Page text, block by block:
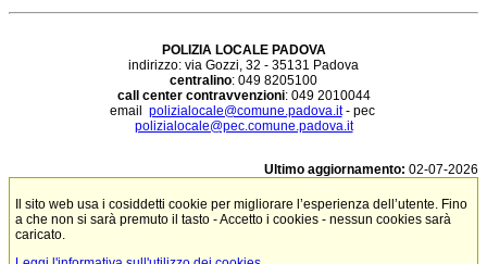
POLIZIA LOCALE PADOVA
indirizzo: via Gozzi, 32 - 35131 Padova
centralino: 049 8205100
call center contravvenzioni: 049 2010044
email polizialocale@comune.padova.it- pec
polizialocale@pec.comune.padova.it
Ultimo aggiornamento: 02-07-2026
Il sito web usa i cosiddetti cookie per migliorare l’esperienza dell’utente. Fino
a che non si sarà premuto il tasto - Accetto i cookies - nessun cookies sarà
caricato.